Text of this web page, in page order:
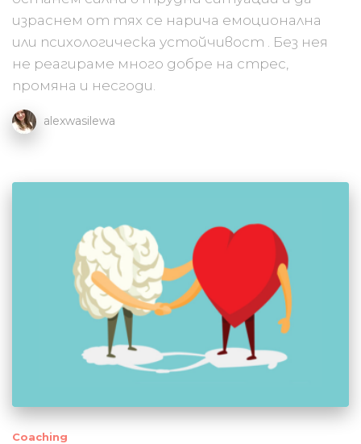
израснем от тях се нарича емоционална
или психологическа устойчивост . Без нея
не реагираме много добре на стрес,
промяна и несгоди.
alexwasilewa
Coaching